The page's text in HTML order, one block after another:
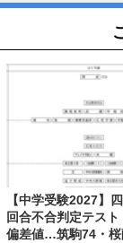
【中学受験2027】
回合不合判定テスト
偏差値…筑駒74・桜